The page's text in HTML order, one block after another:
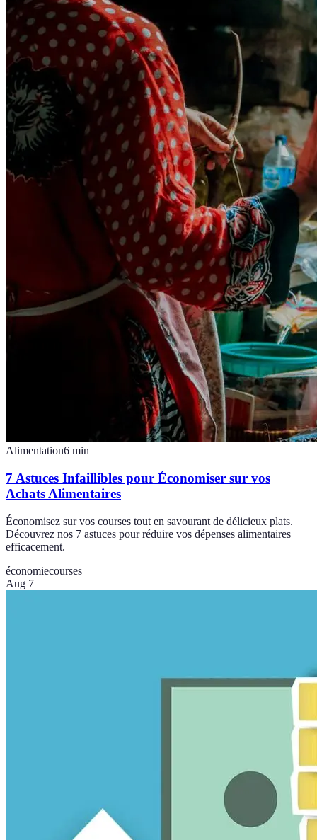
Alimentation6 min
7 Astuces Infaillibles pour Économiser sur vos
Achats Alimentaires
Économisez sur vos courses tout en savourant de délicieux plats.
Découvrez nos 7 astuces pour réduire vos dépenses alimentaires
efficacement.
économiecourses
Aug 7